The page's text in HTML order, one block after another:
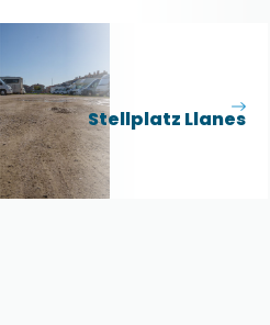
Stellplatz Llanes